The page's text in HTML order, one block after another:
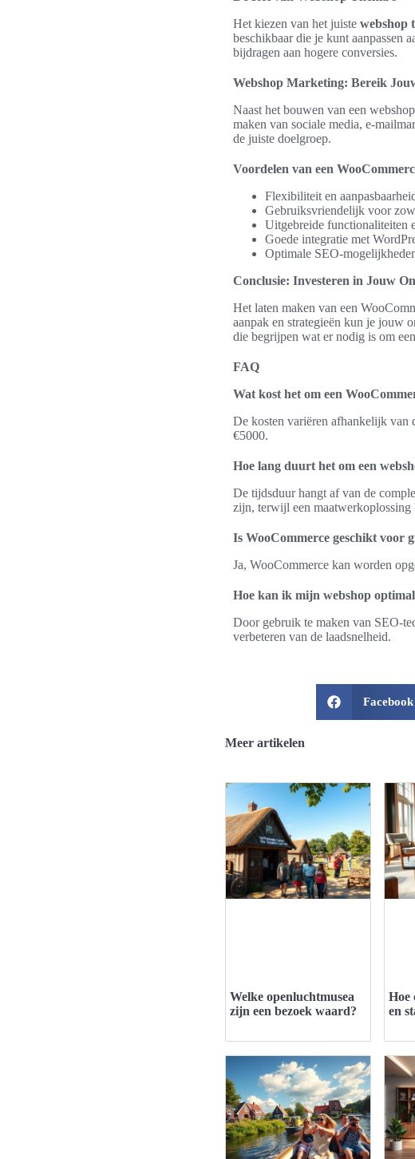
Het kiezen van het juiste webshop
beschikbaar die je kunt aanpassen
bijdragen aan hogere conversies.
Webshop Marketing: Bereik
Naast het bouwen van een
maken van sociale media, e-
de juiste doelgroep.
Voordelen van een
Flexibiliteit en
Gebruiksvriendelijk voor
Uitgebreide functionaliteiten
Goede integratie met
Optimale SEO-
Conclusie: Investeren in Jouw
Het laten maken van een
aanpak en strategieën kun je jouw
die begrijpen wat er nodig is om
FAQ
Wat kost het om een
De kosten variëren afhankelijk van
€5000.
Hoe lang duurt het om een
De tijdsduur hangt af van de
zijn, terwijl een maatwerkoplossing
Is WooCommerce geschikt voor
Ja, WooCommerce kan worden
Hoe kan ik mijn webshop
Door gebruik te maken van SEO-
verbeteren van de laadsnelheid.
Facebook
Meer artikelen
Welke openluchtmusea
zijn een bezoek waard?
Hoe
en